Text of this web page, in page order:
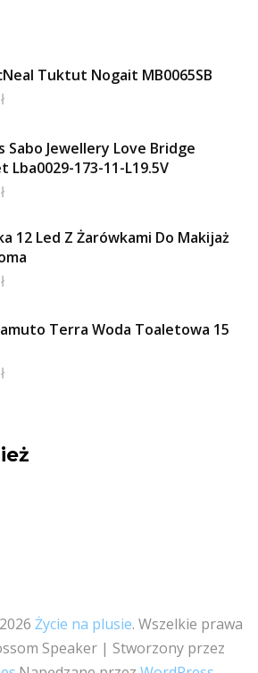
Tuktut Nogait MB0065SB
Sabo Jewellery Love Bridge
Lba0029-173-11-L19.5V
12 Led Z Żarówkami Do Makijaż
Terra Woda Toaletowa 15
Życie na plusie. Wszelkie prawa
Speaker | Stworzony przez